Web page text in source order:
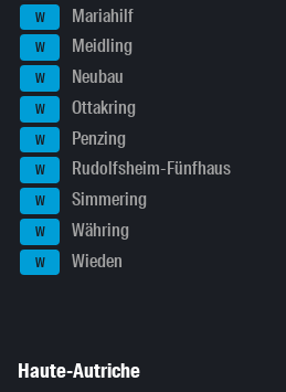
W Mariahilf
W Meidling
W Neubau
W Ottakring
W Penzing
W Rudolfsheim-Fünfhaus
W Simmering
W Währing
W Wieden
Haute-Autriche